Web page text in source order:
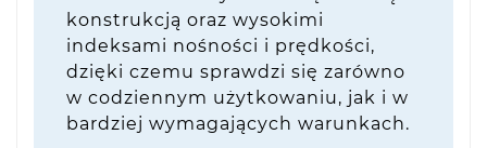
konstrukcją oraz wysokimi
indeksami nośności i prędkości,
dzięki czemu sprawdzi się zarówno
w codziennym użytkowaniu, jak i w
bardziej wymagających warunkach.